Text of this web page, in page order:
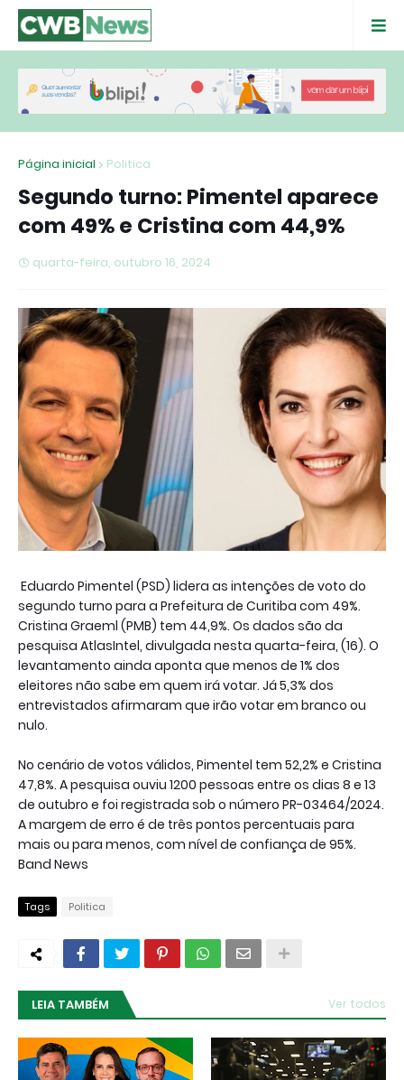
Página inicial Politica
Segundo turno: Pimentel aparece
com 49% e Cristina com 44,9%
quarta-feira, outubro 16, 2024
Eduardo Pimentel (PSD) lidera as intenções de voto do
segundo turno para a Prefeitura de Curitiba com 49%.
Cristina Graeml (PMB) tem 44,9%. Os dados são da
pesquisa AtlasIntel, divulgada nesta quarta-feira, (16). O
levantamento ainda aponta que menos de 1% dos
eleitores não sabe em quem irá votar. Já 5,3% dos
entrevistados afirmaram que irão votar em branco ou
nulo.
No cenário de votos válidos, Pimentel tem 52,2% e Cristina
47,8%. A pesquisa ouviu 1200 pessoas entre os dias 8 e 13
de outubro e foi registrada sob o número PR-03464/2024.
A margem de erro é de três pontos percentuais para
mais ou para menos, com nível de confiança de 95%.
Band News
Tags Politica
LEIA TAMBÉM Ver todos